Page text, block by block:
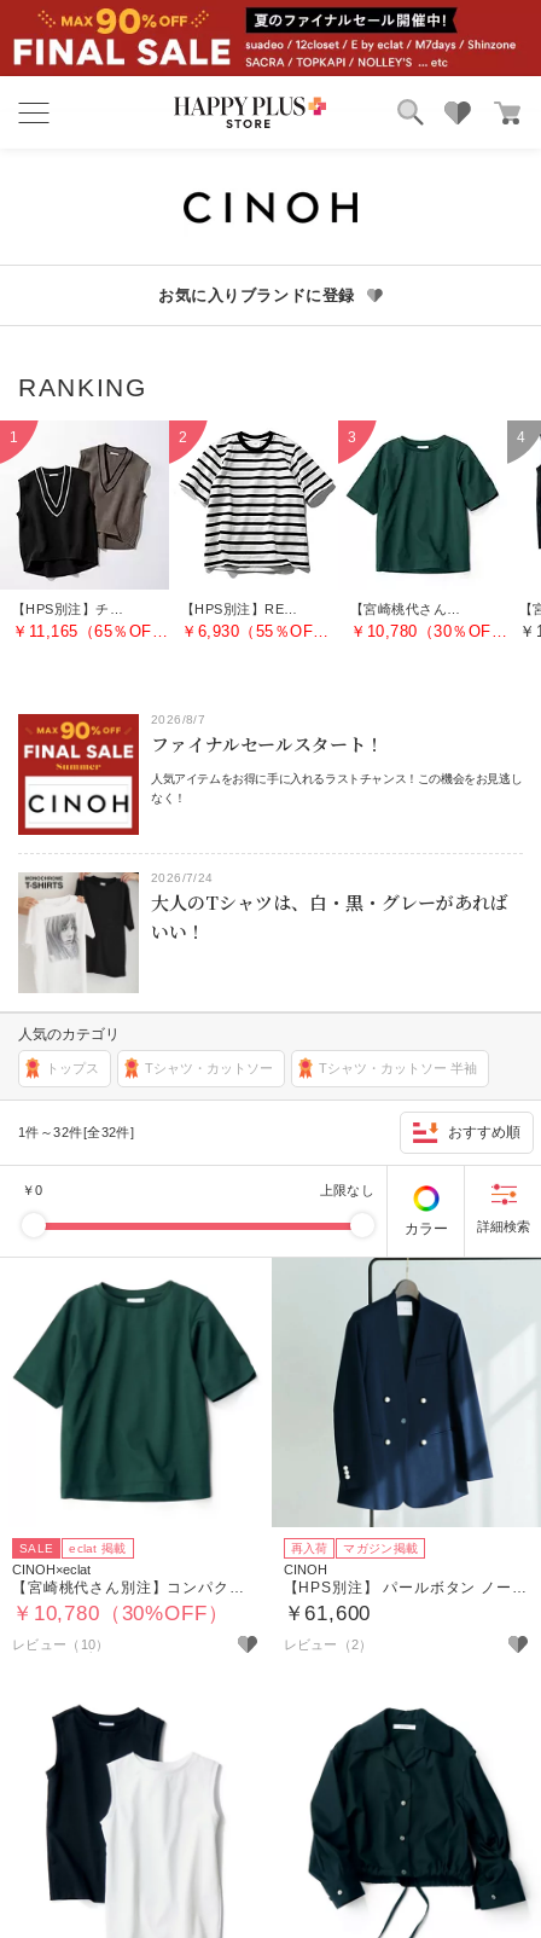
お気に入りブランドに登録
【HPS別注】REFINA COMPACT T−SHIRT
2026/8/7
ファイナルセールスタート！
人気アイテムをお得に手に入れるラストチャンス！この機会をお見逃し
なく！
2026/7/24
大人のTシャツは、白・黒・グレーがあれば
いい！
人気のカテゴリ
トップス Tシャツ・カットソー Tシャツ・カットソー 半袖
1件～32件[全32件] おすすめ順
￥0 上限なし
カラー
SALE eclat 掲載
CINOH×eclat
【宮崎桃代さん別注】コンパクトTシャツ
￥10,780（30%OFF）
レビュー（10）
再入荷 マガジン掲載
CINOH
【HPS別注】 パールボタン ノーカラージャケット
￥61,600
レビュー（2）